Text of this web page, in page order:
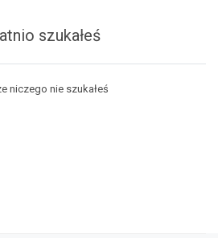
szukałeś
niczego nie szukałeś